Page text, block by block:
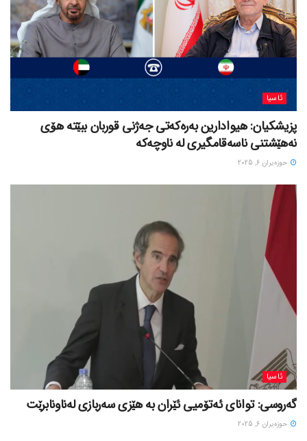
ئاسیا
پزیشکیان: هیوادارین بەرەکەتی جەژنی قوربان ببێتە هۆی
نەهێشتنی ناسەقامگیری لە ناوچەکە
حوزه‌یران 6, 2025
ئاسیا
گەروسی: توانای ئەتۆمیی ئێران بە هێزی سەربازی لەناونابرێت
حوزه‌یران 6, 2025